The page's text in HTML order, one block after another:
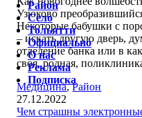
Узюково
Некоторые бабушки с
– искать другую дверь,
отделение банка или в
своя, родная,
Медицина,Район
27.12.2022
Чем страшны
Район
Село
Тольятти
Официально
О нас
Реклама
Подписка